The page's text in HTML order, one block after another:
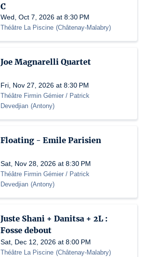
C
Wed, Oct 7, 2026 at 8:30 PM
Théâtre La Piscine (Châtenay-Malabry)
Joe Magnarelli Quartet
Fri, Nov 27, 2026 at 8:30 PM
Théâtre Firmin Gémier / Patrick
Devedjian (Antony)
Floating - Emile Parisien
Sat, Nov 28, 2026 at 8:30 PM
Théâtre Firmin Gémier / Patrick
Devedjian (Antony)
Juste Shani + Danitsa + 2L :
Fosse debout
Sat, Dec 12, 2026 at 8:00 PM
Théâtre La Piscine (Châtenay-Malabry)